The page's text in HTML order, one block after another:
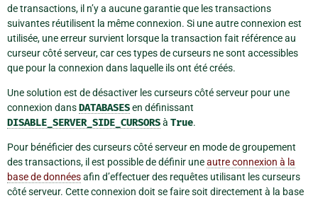
de transactions, il n’y a aucune garantie que les transactions
suivantes réutilisent la même connexion. Si une autre connexion est
utilisée, une erreur survient lorsque la transaction fait référence au
curseur côté serveur, car ces types de curseurs ne sont accessibles
que pour la connexion dans laquelle ils ont été créés.
Une solution est de désactiver les curseurs côté serveur pour une
connexion dansDATABASESen définissant
DISABLE_SERVER_SIDE_CURSORSà True.
Pour bénéficier des curseurs côté serveur en mode de groupement
des transactions, il est possible de définir uneautre connexion à la
base de donnéesafin d’effectuer des requêtes utilisant les curseurs
côté serveur. Cette connexion doit se faire soit directement à la base